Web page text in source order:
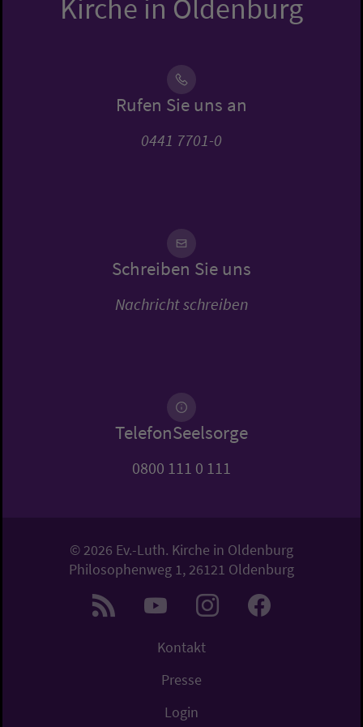
Kirche in Oldenburg
Rufen Sie uns an
0441 7701-0
Schreiben Sie uns
Nachricht schreiben
TelefonSeelsorge
0800 111 0 111
© 2026 Ev.-Luth. Kirche in Oldenburg
Philosophenweg 1, 26121 Oldenburg
Kontakt
Presse
Login